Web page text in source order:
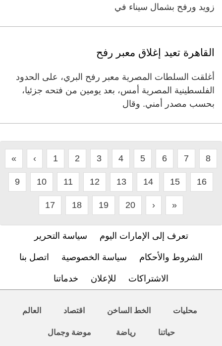
زويد ورفح بشمال سيناء في
القاهرة تعيد إغلاق معبر رفح
أغلقت السلطات المصرية معبر رفح البري، على الحدود
الفلسطينية المصرية أمس، بعد يومين من فتحه جزئيا،
بحسب مصدر أمني. وقال
« ‹ 1 2 3 4 5 6 7 8
9 10 11 12 13 14 15 16
17 18 19 20 › »
تعرف إلى الإمارات اليوم سياسة التحرير
الشروط والأحكام سياسة الخصوصية اتصل بنا
الاشتراكات للإعلان خدماتنا
محليات الخط الساخن اقتصاد العالم
حياتنا رياضة موضة وجمال